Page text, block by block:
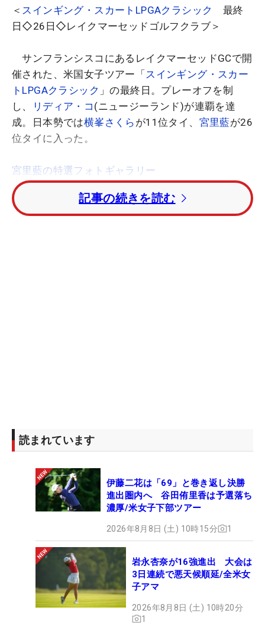
＜ スインギング・スカートLPGAクラシック
最終
日◇26日◇レイクマーセッドゴルフクラブ＞
サンフランシスコにあるレイクマーセッドGCで開
催された、米国女子ツアー「スインギング・スカー
トLPGAクラシック 」の最終日。プレーオフを制
し、
リディア・コ (ニュージーランド)が連覇を達
成。日本勢では横峯さくら が11位タイ、 宮里藍が26
位タイに入った。
宮里藍の特選フォトギャラリー
宮里は最終日、5バーディ・2ボギーの“70”でラウ
ンド。スコアを2つ伸ばし、41位タイから26位タイ
「今やっていることを日本のたくさんのギャラリ
を受け止めてやりたい」。来週の「
スチャンピオンシップ サロンパスカップ」では大勢
のギャラリーに囲まれるだろう。米国でつかみかけ
ている復調の芽を、日本で花開かせることができる
か。大勢のファンがその日を待ちわびている。
記事の続きを読む
読まれています
伊藤二花は「69」と巻き返し決勝
進出圏内へ 谷田侑里香は予選落ち
濃厚/米女子下部ツアー
2026年8月8日 (土) 10時15分 1
岩永杏奈が16強進出 大会は
3日連続で悪天候順延/全米女
子アマ
2026年8月8日 (土) 10時20分
1